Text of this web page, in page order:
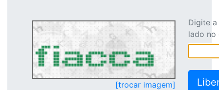
[trocar imagem]
Digite
lado no